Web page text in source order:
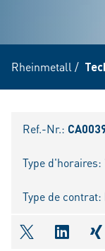
Rheinmetall /
Ref.-Nr.:
Type d'horaires:
Type de contrat: